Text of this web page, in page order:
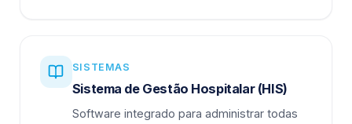
SISTEMAS
Sistema de Gestão Hospitalar (HIS)
Software integrado para administrar todas